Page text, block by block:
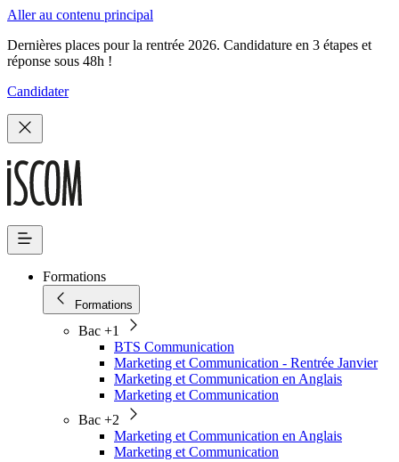
Aller au contenu principal
Dernières places pour la rentrée 2026. Candidature en 3 étapes et
réponse sous 48h !
Candidater
Formations
Formations
Bac +1
BTS Communication
Marketing et Communication - Rentrée Janvier
Marketing et Communication en Anglais
Marketing et Communication
Bac +2
Marketing et Communication en Anglais
Marketing et Communication